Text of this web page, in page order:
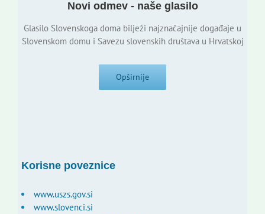
Novi odmev - naše glasilo
Glasilo Slovenskoga doma bilježi najznačajnije događaje u
Slovenskom domu i Savezu slovenskih društava u Hrvatskoj
Opširnije
Korisne poveznice
www.uszs.gov.si
www.slovenci.si